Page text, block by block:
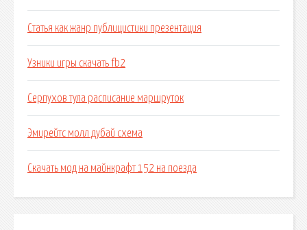
Статья как жанр публицистики презентация
Узники игры скачать fb2
Серпухов тула расписание маршруток
Эмирейтс молл дубай схема
Скачать мод на майнкрафт 152 на поезда